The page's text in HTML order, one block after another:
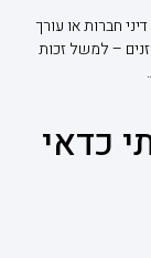
חברות או עורך
– למשל זכות
כדאי